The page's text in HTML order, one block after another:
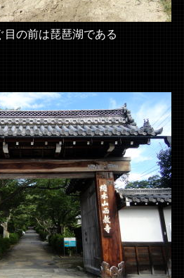
目の前は琵琶湖である